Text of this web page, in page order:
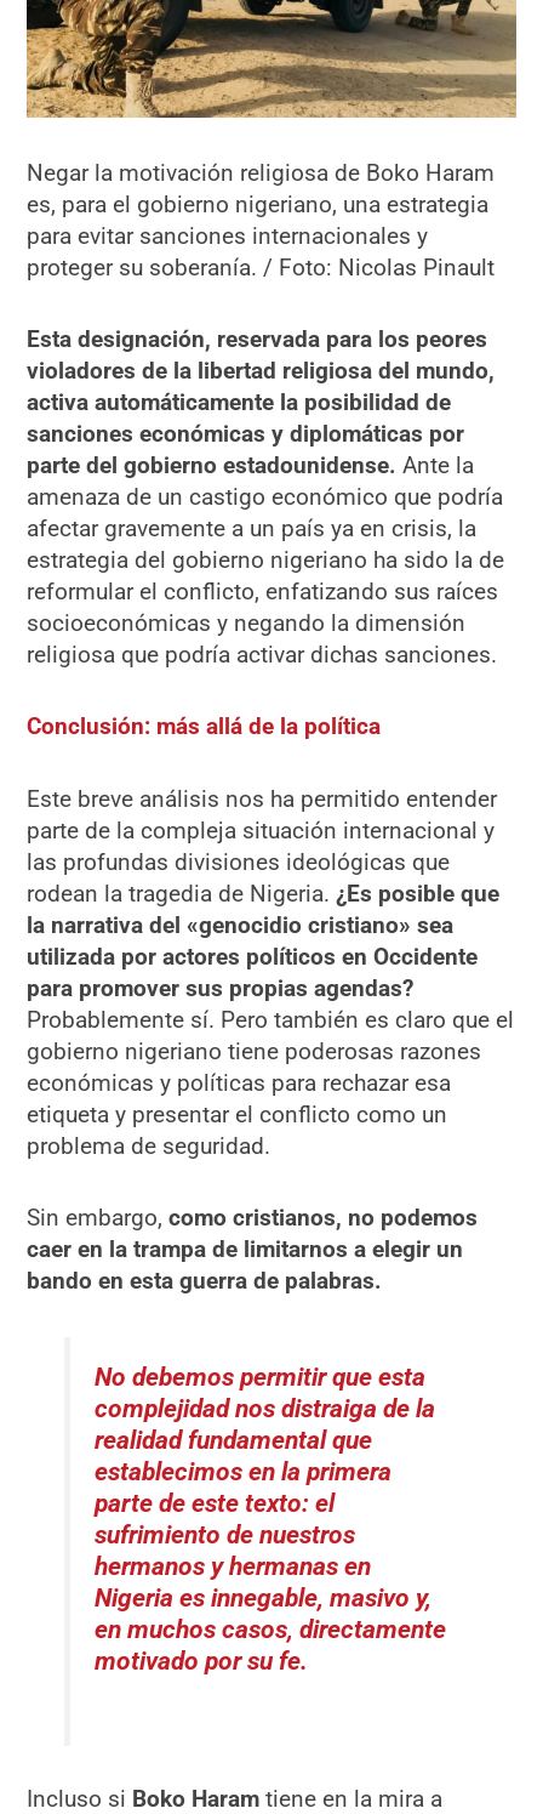
Negar la motivación religiosa de Boko Haram
es, para el gobierno nigeriano, una estrategia
para evitar sanciones internacionales y
proteger su soberanía. / Foto: Nicolas Pinault
Esta designación, reservada para los peores
violadores de la libertad religiosa del mundo,
activa automáticamente la posibilidad de
sanciones económicas y diplomáticas por
parte del gobierno estadounidense. Ante la
amenaza de un castigo económico que podría
afectar gravemente a un país ya en crisis, la
estrategia del gobierno nigeriano ha sido la de
reformular el conflicto, enfatizando sus raíces
socioeconómicas y negando la dimensión
religiosa que podría activar dichas sanciones.
Conclusión: más allá de la política
Este breve análisis nos ha permitido entender
parte de la compleja situación internacional y
las profundas divisiones ideológicas que
rodean la tragedia de Nigeria. ¿Es posible que
la narrativa del «genocidio cristiano» sea
utilizada por actores políticos en Occidente
para promover sus propias agendas?
Probablemente sí. Pero también es claro que el
gobierno nigeriano tiene poderosas razones
económicas y políticas para rechazar esa
etiqueta y presentar el conflicto como un
problema de seguridad.
Sin embargo,como cristianos, no podemos
caer en la trampa de limitarnos a elegir un
bando en esta guerra de palabras.
No debemos permitir que esta
complejidad nos distraiga de la
realidad fundamental que
establecimos en la primera
parte de este texto: el
sufrimiento de nuestros
hermanos y hermanas en
Nigeria es innegable, masivo y,
en muchos casos, directamente
motivado por su fe.
Incluso si Boko Haram tiene en la mira a